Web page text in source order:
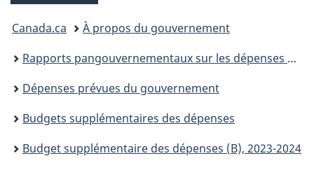
Vous
êtes
ici :
Canada.ca
À propos du gouvernement
Rapports pangouvernementaux sur les dépenses et les activités
Dépenses prévues du gouvernement
Budgets supplémentaires des dépenses
Budget supplémentaire des dépenses (B), 2023-2024